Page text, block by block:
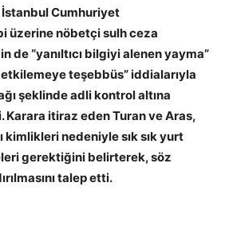
İstanbul Cumhuriyet
üzerine nöbetçi sulh ceza
de “yanıltıcı bilgiyi alenen yayma”
etkilemeye teşebbüs” iddialarıyla
şeklinde adli kontrol altına
Karara itiraz eden Turan ve Aras,
kimlikleri nedeniyle sık sık yurt
gerektiğini belirterek, söz
talep etti.